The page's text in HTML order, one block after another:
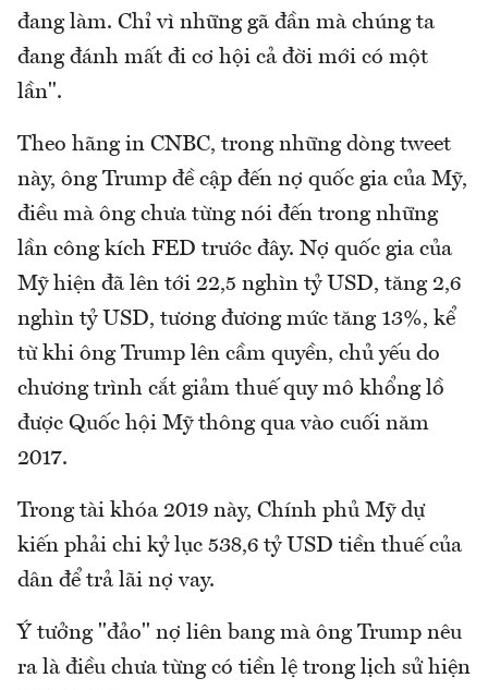
đang làm. Chỉ vì những gã đần mà chúng ta
đang đánh mất đi cơ hội cả đời mới có một
lần".
Theo hãng in CNBC, trong những dòng tweet
này, ông Trump đề cập đến nợ quốc gia của Mỹ,
điều mà ông chưa từng nói đến trong những
lần công kích FED trước đây. Nợ quốc gia của
Mỹ hiện đã lên tới 22,5 nghìn tỷ USD, tăng 2,6
nghìn tỷ USD, tương đương mức tăng 13%, kể
từ khi ông Trump lên cầm quyền, chủ yếu do
chương trình cắt giảm thuế quy mô khổng lồ
được Quốc hội Mỹ thông qua vào cuối năm
2017.
Trong tài khóa 2019 này, Chính phủ Mỹ dự
kiến phải chi kỷ lục 538,6 tỷ USD tiền thuế của
dân để trả lãi nợ vay.
Ý tưởng "đảo" nợ liên bang mà ông Trump nêu
ra là điều chưa từng có tiền lệ trong lịch sử hiện